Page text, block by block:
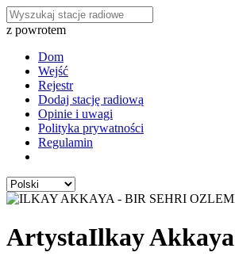
z powrotem
Dom
Wejść
Rejestr
Dodaj stację radiową
Opinie i uwagi
Polityka prywatności
Regulamin
ArtystaIlkay Akkaya